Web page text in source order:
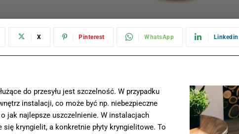
X Pinterest WhatsApp Linkedin
do przesyłu jest szczelność. W przypadku
instalacji, co może być np. niebezpieczne
jak najlepsze uszczelnienie. W instalacjach
kryngielit, a konkretnie płyty kryngielitowe. To